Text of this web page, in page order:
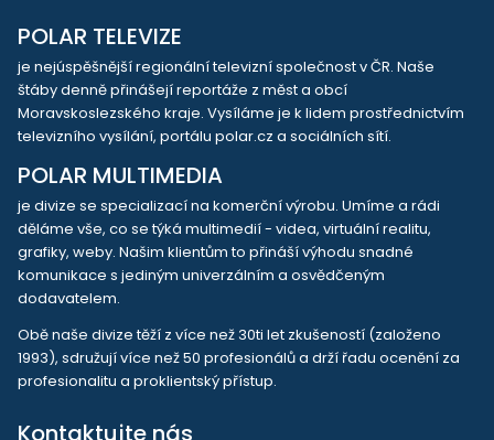
POLAR TELEVIZE
je nejúspěšnější regionální televizní společnost v ČR. Naše
štáby denně přinášejí reportáže z měst a obcí
Moravskoslezského kraje. Vysíláme je k lidem prostřednictvím
televizního vysílání, portálu polar.cz a sociálních sítí.
POLAR MULTIMEDIA
je divize se specializací na komerční výrobu. Umíme a rádi
děláme vše, co se týká multimedií - videa, virtuální realitu,
grafiky, weby. Našim klientům to přináší výhodu snadné
komunikace s jediným univerzálním a osvědčeným
dodavatelem.
Obě naše divize těží z více než 30ti let zkušeností (založeno
1993), sdružují více než 50 profesionálů a drží řadu ocenění za
profesionalitu a proklientský přístup.
Kontaktujte nás